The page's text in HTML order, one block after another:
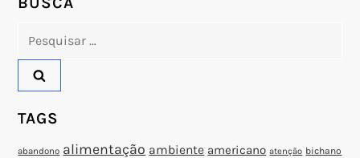
o
s
t
TAGS
abandono alimentação ambiente americano atenção bichano